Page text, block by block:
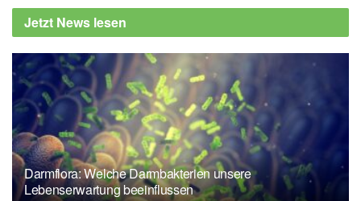
can shed microplastics into saliva, pilot study
finds (veröffentlicht 25.03.2025),
Jetzt News lesen
Darmflora: Welche Darmbakterien unsere
Lebenserwartung beeinflussen